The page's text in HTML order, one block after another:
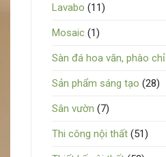
Lavabo (11)
Mosaic (1)
Sàn đá hoa văn, phào chỉ
Sản phẩm sáng tạo (28)
Sân vườn (7)
Thi công nội thất (51)